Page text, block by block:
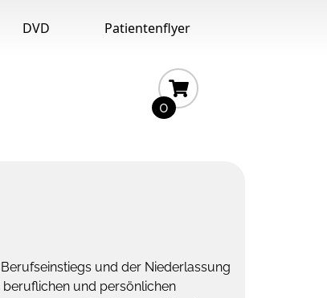
DVD Patientenflyer
und der Niederlassung
und persönlichen
0